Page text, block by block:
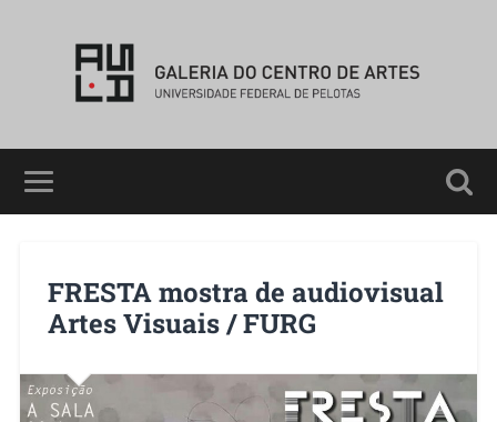
FRESTA mostra de audiovisual
Artes Visuais / FURG